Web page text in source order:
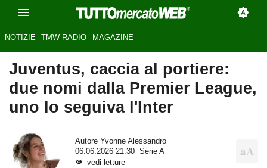
NOTIZIE TMW RADIO MAGAZINE
Juventus, caccia al portiere:
due nomi dalla Premier League,
uno lo seguiva l'Inter
Autore Yvonne Alessandro
06.06.2026 21:30
Serie A
vedi letture